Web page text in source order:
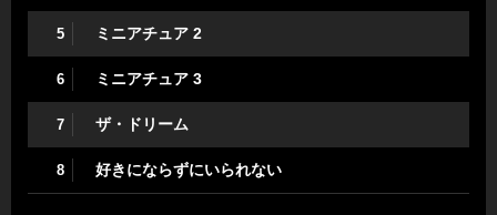
5 ミニアチュア 2
6 ミニアチュア 3
7 ザ・ドリーム
8 好きにならずにいられない